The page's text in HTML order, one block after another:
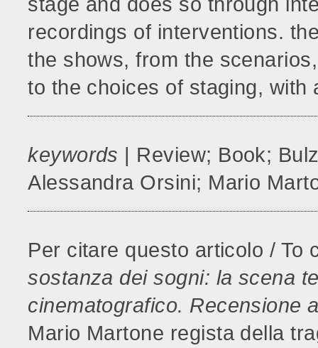
recordings of interventions.
the shows, from the
to the choices of staging,
keywords | Review; Book;
Alessandra Orsini; Mario
Per citare questo articolo /
sostanza dei sogni: la scena
cinematografico. Recensione
Mario Martone regista della